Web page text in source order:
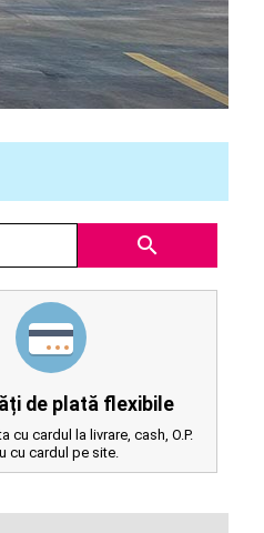
search
de plată flexibile
cu cardul la livrare, cash, O.P.
cu cardul pe site.